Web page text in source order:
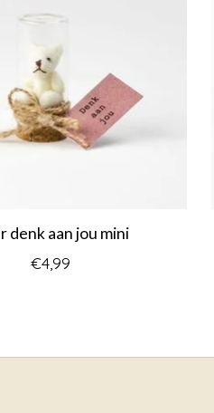
denk aan jou mini
€4,99